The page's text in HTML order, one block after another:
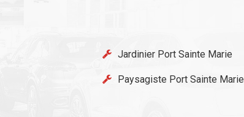
Jardinier Port Sainte Marie
Paysagiste Port Sainte Marie